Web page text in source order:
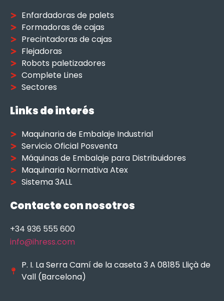
Enfardadoras de palets
Formadoras de cajas
Precintadoras de cajas
Flejadoras
Robots paletizadores
Complete Lines
Sectores
Links de interés
Maquinaria de Embalaje Industrial
Servicio Oficial Posventa
Máquinas de Embalaje para Distribuidores
Maquinaria Normativa Atex
Sistema 3ALL
Contacte con nosotros
+34 936 555 600
info@ihress.com
P. I. La Serra Camí de la caseta 3 A 08185 Lliçà de
Vall (Barcelona)